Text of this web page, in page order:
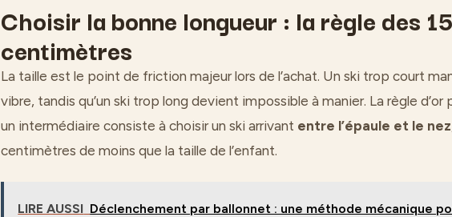
Choisir la bonne longueur : la règle des 15
centimètres
La taille est le point de friction majeur lors de l’achat. Un ski trop court
vibre, tandis qu’un ski trop long devient impossible à manier. La règle d’or
un intermédiaire consiste à choisir un ski arrivant entre l’épaule et le nez
centimètres de moins que la taille de l’enfant.
LIRE AUSSI Déclenchement par ballonnet : une méthode mécanique